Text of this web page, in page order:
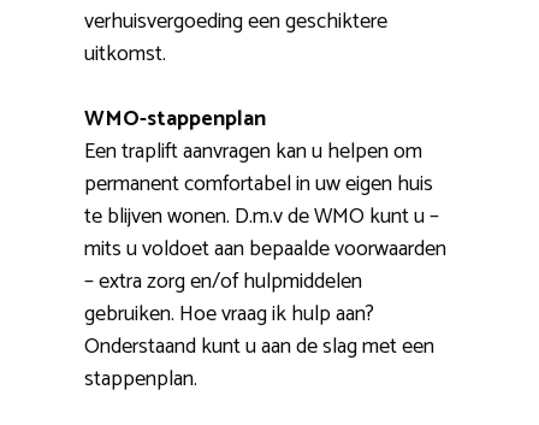
verhuisvergoeding een geschiktere
uitkomst.
WMO-stappenplan
Een traplift aanvragen kan u helpen om
permanent comfortabel in uw eigen huis
te blijven wonen. D.m.v de WMO kunt u –
mits u voldoet aan bepaalde voorwaarden
– extra zorg en/of hulpmiddelen
gebruiken. Hoe vraag ik hulp aan?
Onderstaand kunt u aan de slag met een
stappenplan.